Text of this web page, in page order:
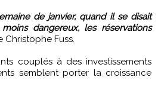
de janvier, quand il se disait
dangereux, les réservations
Christophe Fuss.
couplés à des investissements
semblent porter la croissance